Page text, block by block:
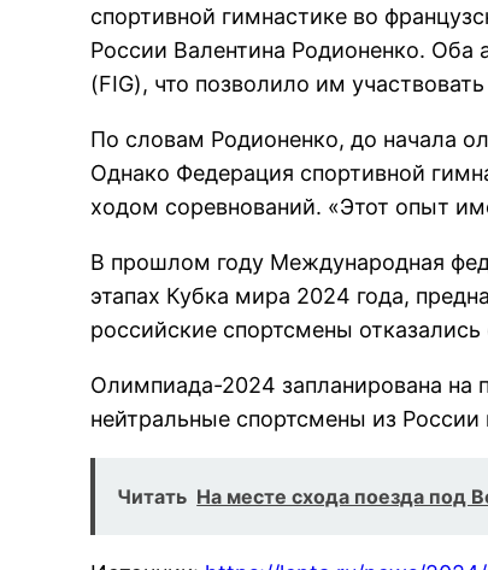
спортивной гимнастике во
России Валентина Родионенко.
(FIG), что позволило им
По словам Родионенко, до начала
Однако Федерация спортивной
ходом соревнований. «Этот опыт
В прошлом году Международная
этапах Кубка мира 2024 года,
российские спортсмены
Олимпиада-2024 запланирована на
нейтральные спортсмены из России
Читать На месте схода поезда под